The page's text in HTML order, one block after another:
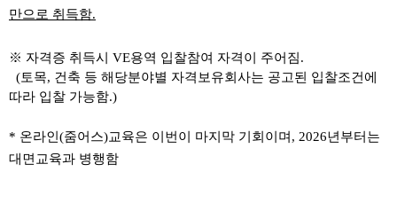
만으로 취득함.
※ 자격증 취득시 VE용역 입찰참여 자격이 주어짐.
(토목, 건축 등 해당분야별 자격보유회사는 공고된 입찰조건에
따라 입찰 가능함.)
* 온라인 (줌어스)교육은 이번이 마지막 기회이며 , 2026년부터는
대면교육과 병행함